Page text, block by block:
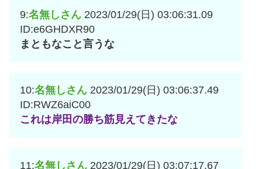
9:名無しさん 2023/01/29(日) 03:06:31.09
ID:e6GHDXR90
まともなこと言うな
10:名無しさん 2023/01/29(日) 03:06:37.49
ID:RWZ6aiC00
これは岸田の勝ち筋見えてきたな
11:名無しさん 2023/01/29(日) 03:07:17.67